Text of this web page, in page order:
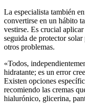
La especialista también
convertirse en un hábito
vestirse. Es crucial
seguida de protector
otros problemas.
«Todos,
hidratante; es un error
Existen opciones
recomiendo las cremas
hialurónico, glicerina,